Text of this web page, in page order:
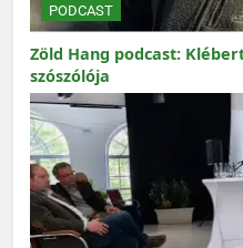
PODCAST
Zöld Hang podcast:
szószólója